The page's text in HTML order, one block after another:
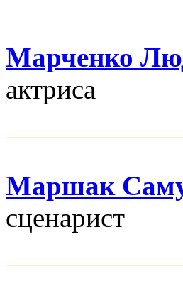
Марченко
актриса
Маршак
сценарист